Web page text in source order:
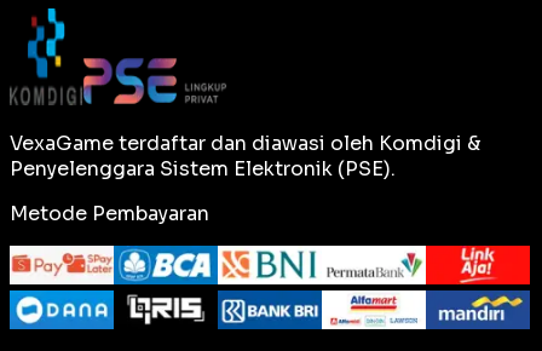
VexaGame terdaftar dan diawasi oleh Komdigi &
Penyelenggara Sistem Elektronik (PSE).
Metode Pembayaran